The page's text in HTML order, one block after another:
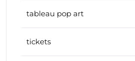
tableau pop art
tickets